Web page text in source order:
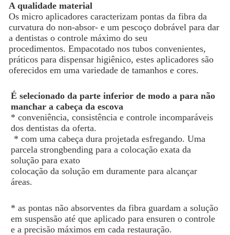
A qualidade material
Os micro aplicadores caracterizam pontas da fibra da
curvatura do non-absor- e um pescoço dobrável para dar
a dentistas o controle máximo do seu
procedimentos. Empacotado nos tubos convenientes,
práticos para dispensar higiênico, estes aplicadores são
oferecidos em uma variedade de tamanhos e cores.
É selecionado da parte inferior de modo a para não
manchar a cabeça da escova
* conveniência, consistência e controle incomparáveis
dos dentistas da oferta.
* com uma cabeça dura projetada esfregando. Uma
parcela strongbending para a colocação exata da
solução para exato
colocação da solução em duramente para alcançar
áreas.
* as pontas não absorventes da fibra guardam a solução
em suspensão até que aplicado para ensuren o controle
e a precisão máximos em cada restauração.